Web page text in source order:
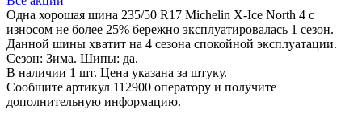
Одна хорошая шина 235/50 R17 Michelin X-Ice North 4 с
износом не более 25% бережно эксплуатировалась 1 сезон.
Данной шины хватит на 4 сезона спокойной эксплуатации.
Сезон: Зима. Шипы: да.
В наличии 1 шт. Цена указана за штуку.
Сообщите артикул 112900 оператору и получите
дополнительную информацию.